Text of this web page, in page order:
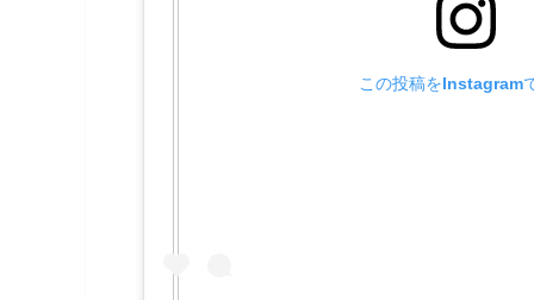
この投稿をInstagram